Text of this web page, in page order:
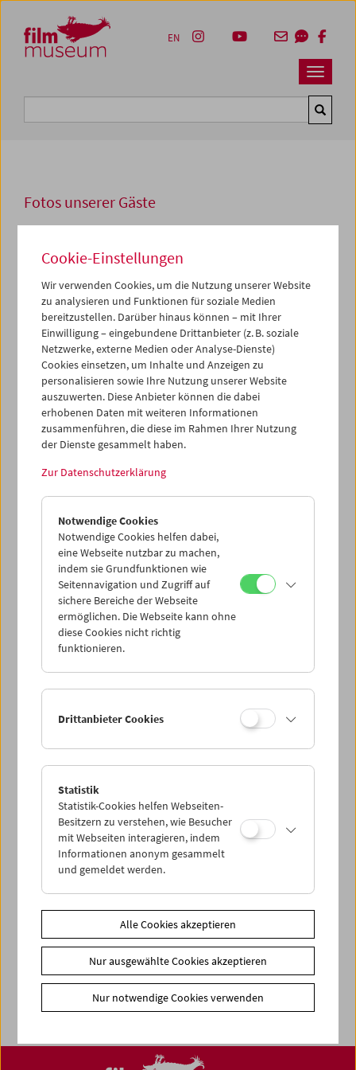
Zum Inhalt
Zum Hauptmenü
Zur Servicenavigation
Zum Suche
Navbar
EN
Fotos unserer Gäste
2001
"Aus dem Herzen der Welt"
Im Rahmen derRetrospektivemit dem Titel "Aus dem
Herzen der Welt" im Oktober 2001 nahmen die
kasachischen Filmemacher Serik Aprymov und Rašid
Nugmanov sowie der turkmenische Regisseur Chodžakuli
Narliev an einer Podiumsdiskussion zum Thema "Kino in
Zentralasien" teil. Ende der 1980er Jahre verhalf Aprymov
gemeinsam mit Nugmanov und anderen jungen
Regisseuren der "Kasachischen Neuen Welle" dem
lokalen Kino zu internationaler Anerkennung.
< zurück zur Übersicht
Share on
News
Newsletter
Fotos unserer Gäste
Gästebuch
Jobs
Cookie-Einstellungen
Wir verwenden Cookies, um die Nutzung unserer Website
zu analysieren und Funktionen für soziale Medien
bereitzustellen. Darüber hinaus können – mit Ihrer
Einwilligung – eingebundene Drittanbieter (z. B. soziale
Netzwerke, externe Medien oder Analyse-Dienste)
Cookies einsetzen, um Inhalte und Anzeigen zu
personalisieren sowie Ihre Nutzung unserer Website
auszuwerten. Diese Anbieter können die dabei
erhobenen Daten mit weiteren Informationen
zusammenführen, die diese im Rahmen Ihrer Nutzung
der Dienste gesammelt haben.
Zur Datenschutzerklärung
Notwendige Cookies
Notwendige Cookies helfen dabei,
eine Webseite nutzbar zu machen,
indem sie Grundfunktionen wie
Seitennavigation und Zugriff auf
sichere Bereiche der Webseite
ermöglichen. Die Webseite kann ohne
diese Cookies nicht richtig
funktionieren.
Drittanbieter Cookies
Statistik
Statistik-Cookies helfen Webseiten-
Besitzern zu verstehen, wie Besucher
mit Webseiten interagieren, indem
Informationen anonym gesammelt
und gemeldet werden.
Alle Cookies akzeptieren
Nur ausgewählte Cookies akzeptieren
Nur notwendige Cookies verwenden